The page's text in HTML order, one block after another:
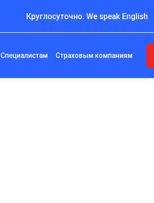
Круглосуточно. We speak English
Специалистам Страховым компаниям